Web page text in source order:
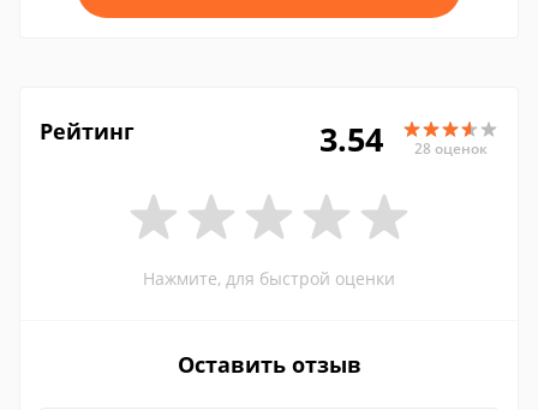
Рейтинг 3.54 28 оценок
Нажмите, для быстрой оценки
Оставить отзыв